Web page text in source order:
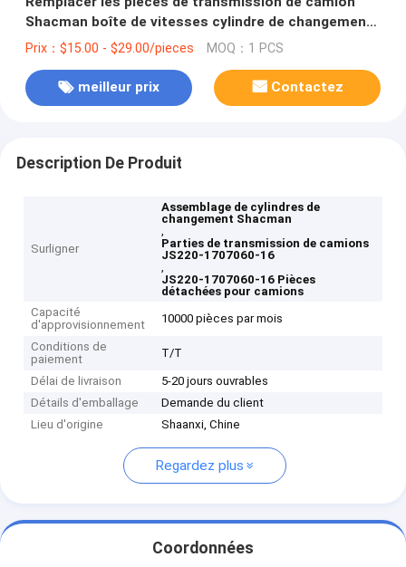
Shacman boîte de vitesses cylindre de changement
Assy JS220-1707060-16
Prix：$15.00 - $29.00/pieces MOQ：1 PCS
meilleur prix Contactez
Description De Produit
Surligner
Assemblage de cylindres de
changement Shacman
,
Parties de transmission de camions
JS220-1707060-16
,
JS220-1707060-16 Pièces
détachées pour camions
Capacité
d'approvisionnement
10000 pièces par mois
Conditions de
paiement
T/T
Délai de livraison
5-20 jours ouvrables
Détails d'emballage
Demande du client
Lieu d'origine
Shaanxi, Chine
Regardez plus
Coordonnées